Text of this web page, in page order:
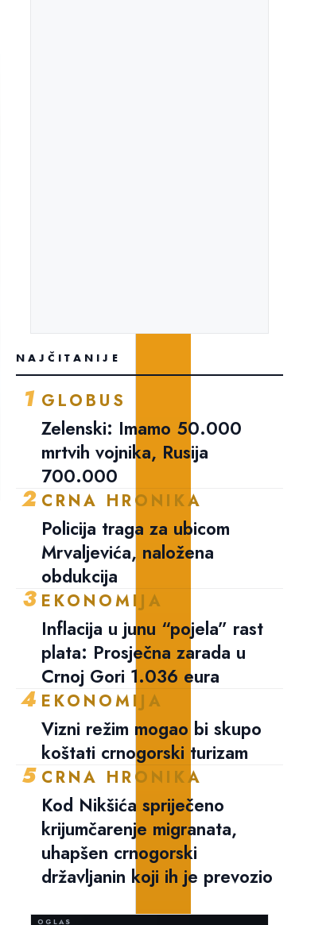
NAJČITANIJE
1 GLOBUS
Zelenski: Imamo 50.000
mrtvih vojnika, Rusija
700.000
2 CRNA HRONIKA
Policija traga za ubicom
Mrvaljevića, naložena
obdukcija
3 EKONOMIJA
Inflacija u junu “pojela” rast
plata: Prosječna zarada u
Crnoj Gori 1.036 eura
4 EKONOMIJA
Vizni režim mogao bi skupo
koštati crnogorski turizam
5 CRNA HRONIKA
Kod Nikšića spriječeno
krijumčarenje migranata,
uhapšen crnogorski
državljanin koji ih je prevozio